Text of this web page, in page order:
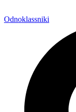
Odnoklassniki